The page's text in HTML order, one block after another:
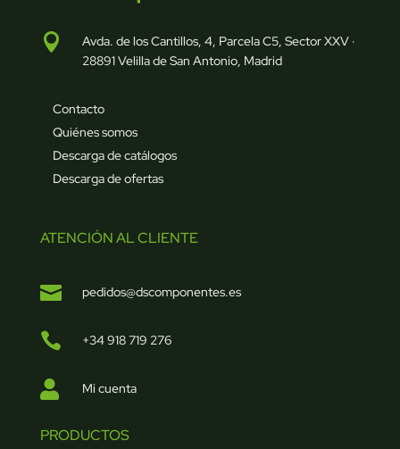

Avda. de los Cantillos, 4, Parcela C5, Sector XXV ·
28891 Velilla de San Antonio, Madrid
Contacto
Quiénes somos
Descarga de catálogos
Descarga de ofertas
ATENCIÓN AL CLIENTE
 pedidos@dscomponentes.es
 +34 918 719 276
 Mi cuenta
PRODUCTOS